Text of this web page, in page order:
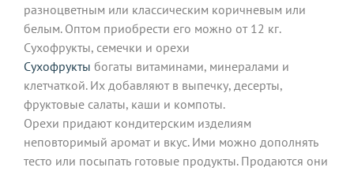
разноцветным или классическим коричневым или
белым. Оптом приобрести его можно от 12 кг.
Сухофрукты, семечки и орехи
Сухофрукты богаты витаминами, минералами и
клетчаткой. Их добавляют в выпечку, десерты,
фруктовые салаты, каши и компоты.
Орехи придают кондитерским изделиям
неповторимый аромат и вкус. Ими можно дополнять
тесто или посыпать готовые продукты. Продаются они